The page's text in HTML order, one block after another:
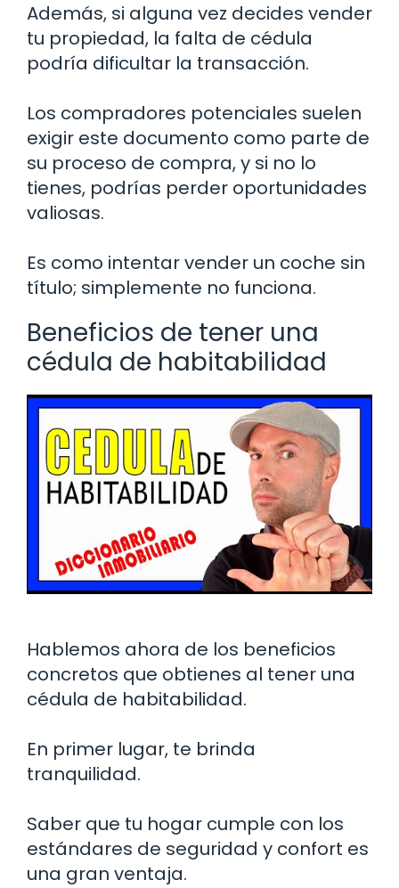
Además, si alguna vez decides vender
tu propiedad, la falta de cédula
podría dificultar la transacción.
Los compradores potenciales suelen
exigir este documento como parte de
su proceso de compra, y si no lo
tienes, podrías perder oportunidades
valiosas.
Es como intentar vender un coche sin
título; simplemente no funciona.
Beneficios de tener una
cédula de habitabilidad
Hablemos ahora de los beneficios
concretos que obtienes al tener una
cédula de habitabilidad.
En primer lugar, te brinda
tranquilidad.
Saber que tu hogar cumple con los
estándares de seguridad y confort es
una gran ventaja.